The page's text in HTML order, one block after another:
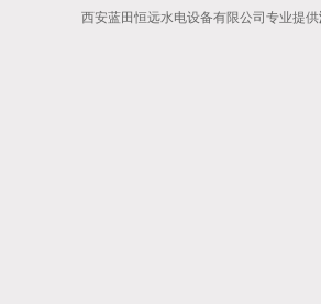
西安蓝田恒远水电设备有限公司专业提供